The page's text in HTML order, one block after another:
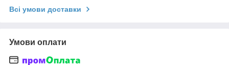
Всі умови доставки
Умови оплати